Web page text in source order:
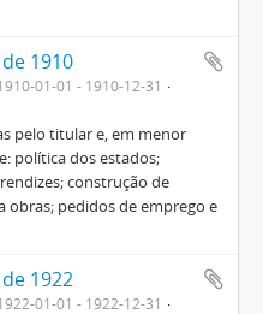
1910
01-01 - 1910-12-31
pelo titular e, em menor
política dos estados;
construção de
obras; pedidos de emprego e
1922
01-01 - 1922-12-31